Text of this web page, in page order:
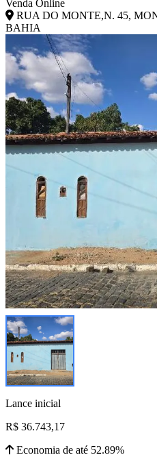
Venda Online
RUA DO MONTE,N. 45,
BAHIA
Lance inicial
R$ 36.743,17
Economia de até 52.89%